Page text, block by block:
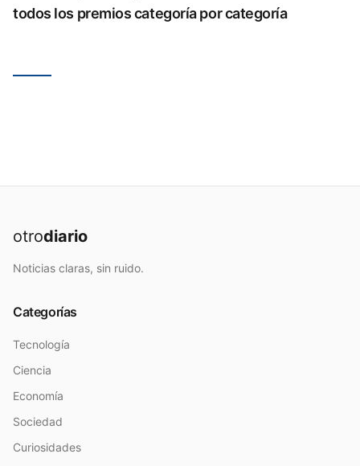
todos los premios categoría por categoría
otrodiario
Noticias claras, sin ruido.
Categorías
Tecnología
Ciencia
Economía
Sociedad
Curiosidades